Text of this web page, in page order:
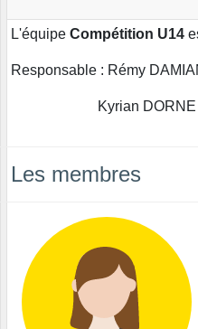
L'équipe Compétition U14
Responsable : Rémy
Kyrian DORNE - 06
Les membres